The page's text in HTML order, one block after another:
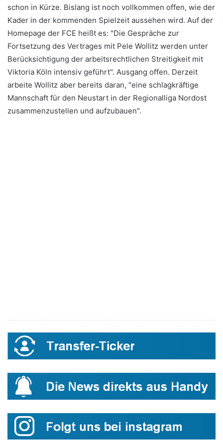
schon in Kürze. Bislang ist noch vollkommen offen, wie der
Kader in der kommenden Spielzeit aussehen wird. Auf der
Homepage der FCE heißt es: "Die Gespräche zur
Fortsetzung des Vertrages mit Pele Wollitz werden unter
Berücksichtigung der arbeitsrechtlichen Streitigkeit mit
Viktoria Köln intensiv geführt". Ausgang offen. Derzeit
arbeite Wollitz aber bereits daran, "eine schlagkräftige
Mannschaft für den Neustart in der Regionalliga Nordost
zusammenzustellen und aufzubauen".